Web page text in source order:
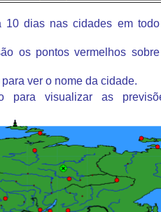
10 dias nas cidades em
os pontos vermelhos
ver o nome da cidade.
para visualizar as